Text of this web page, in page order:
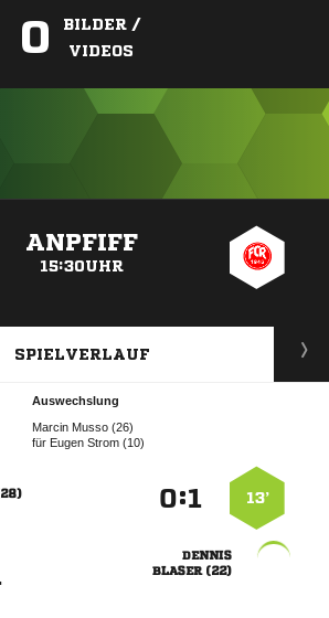
0
BILDER /
VIDEOS
ANPFIFF
15:30UHR
SPIELVERLAUF
Auswechslung
  
für   
13’
:

 